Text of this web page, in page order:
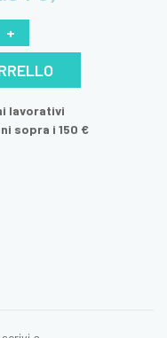
+
lavorativi
sopra i 150 €